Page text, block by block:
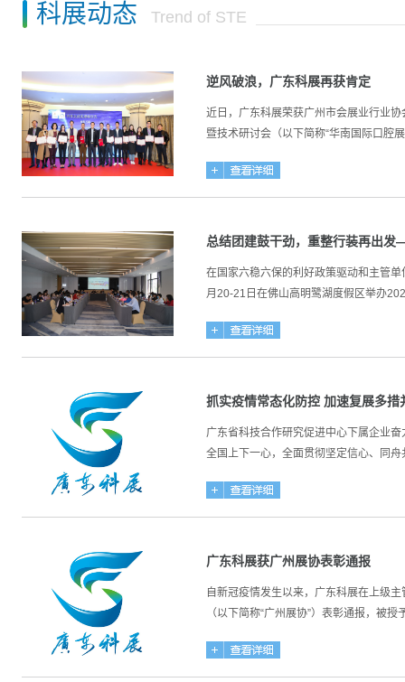
科展动态 Trend of STE
逆风破浪，广东科展再获肯定
近日，广东科展荣获广州市会展业行业
暨技术研讨会（以下简称“华南国际口腔
总结团建鼓干劲，重整行装再出
在国家六稳六保的利好政策驱动和主管
月20-21日在佛山高明鹭湖度假区举办
抓实疫情常态化防控 加速复展多措
广东省科技合作研究促进中心下属企业
全国上下一心，全面贯彻坚定信心、同
广东科展获广州展协表彰通报
自新冠疫情发生以来，广东科展在上级
（以下简称“广州展协”）表彰通报，被